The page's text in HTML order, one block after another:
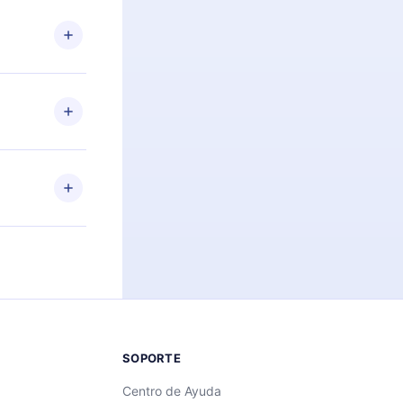
el
de
más de
leer o
iOS,
momento
SOPORTE
Centro de Ayuda